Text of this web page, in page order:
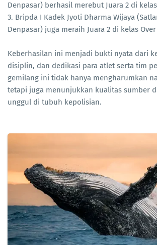
Denpasar) berhasil merebut Juara 2 di
3. Bripda I Kadek Jyoti Dharma Wijaya
Denpasar) juga meraih Juara 2 di kelas
Keberhasilan ini menjadi bukti nyata dari
disiplin, dan dedikasi para atlet serta tim
gemilang ini tidak hanya mengharumkan
tetapi juga menunjukkan kualitas sumber
unggul di tubuh kepolisian.